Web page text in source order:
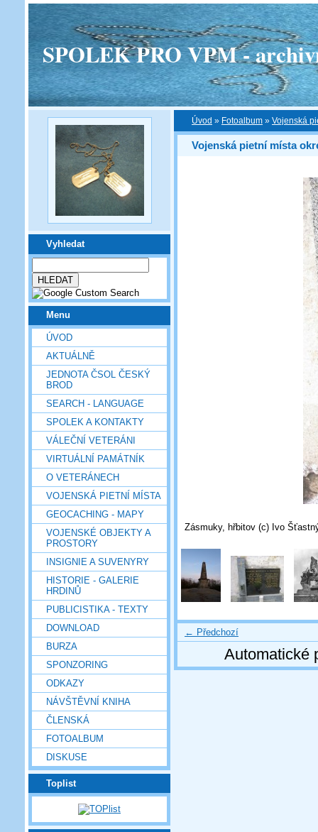
SPOLEK PRO VPM -
Vyhledat
Menu
ÚVOD
AKTUÁLNĚ
JEDNOTA ČSOL ČESKÝ
BROD
SEARCH - LANGUAGE
SPOLEK A KONTAKTY
VÁLEČNÍ VETERÁNI
VIRTUÁLNÍ PAMÁTNÍK
O VETERÁNECH
VOJENSKÁ PIETNÍ MÍSTA
GEOCACHING - MAPY
VOJENSKÉ OBJEKTY A
PROSTORY
INSIGNIE A SUVENYRY
HISTORIE - GALERIE
HRDINŮ
PUBLICISTIKA - TEXTY
DOWNLOAD
BURZA
SPONZORING
ODKAZY
NÁVŠTĚVNÍ KNIHA
ČLENSKÁ
FOTOALBUM
DISKUSE
Toplist
Úvod » Fotoalbum » Vojenská
Vojenská pietní místa
Zásmuky, hřbitov (c) Ivo
← Předchozí
Automatické